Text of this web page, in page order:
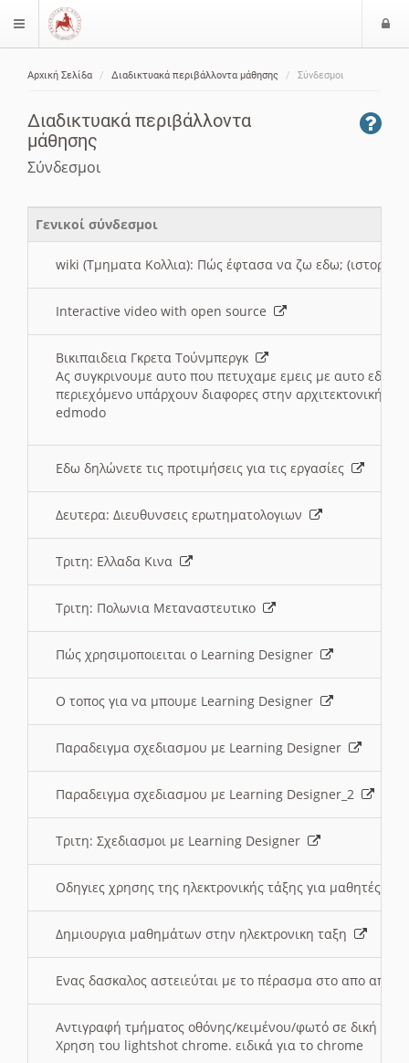
$langMenu
Αρχική Σελίδα Διαδικτυακά περιβάλλοντα μάθησης Σύνδεσμοι
Διαδικτυακά περιβάλλοντα
μάθησης
Σύνδεσμοι
Γενικοί σύνδεσμοι
wiki (Τμηματα Κολλια): Πώς έφτασα να ζω εδω; (ιστορια)
Interactive video with open source
Βικιπαιδεια Γκρετα Τούνμπεργκ
Ας συγκρινουμε αυτο που πετυχαμε εμεις με αυτο εδω
περιεχόμενο υπάρχουν διαφορες στην αρχιτεκτονική
edmodo
Εδω δηλώνετε τις προτιμήσεις για τις εργασίες
Δευτερα: Διευθυνσεις ερωτηματολογιων
Τριτη: Ελλαδα Κινα
Τριτη: Πολωνια Μεταναστευτικο
Πώς χρησιμοποιειται ο Learning Designer
O τοπος για να μπουμε Learning Designer
Παραδειγμα σχεδιασμου με Learning Designer
Παραδειγμα σχεδιασμου με Learning Designer_2
Τριτη: Σχεδιασμοι με Learning Designer
Οδηγιες χρησης της ηλεκτρονικής τάξης για μαθητές
Δημιουργια μαθημάτων στην ηλεκτρονικη ταξη
Ενας δασκαλος αστειεύται με το πέρασμα στο απο
Αντιγραφή τμήματος οθόνης/κειμένου/φωτό σε δική
Χρηση του lightshot chrome. ειδικά για το chrome